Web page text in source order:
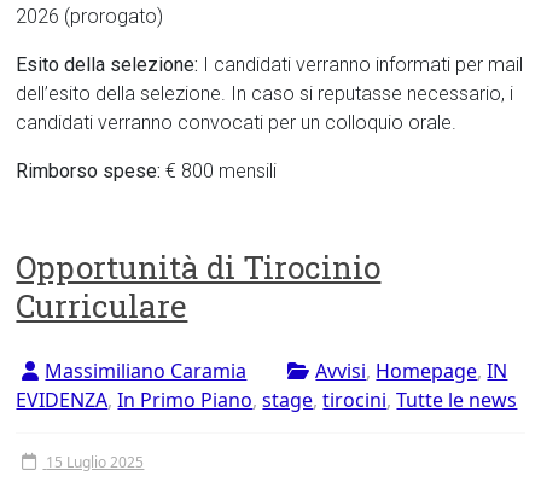
2026 (prorogato)
Esito della selezione: I candidati verranno informati per mail
dell’esito della selezione. In caso si reputasse necessario, i
candidati verranno convocati per un colloquio orale.
Rimborso spese:€ 800 mensili
Opportunità di Tirocinio
Curriculare
Massimiliano Caramia Avvisi, Homepage,IN
EVIDENZA,In Primo Piano,stage,tirocini,Tutte le news
15 Luglio 2025